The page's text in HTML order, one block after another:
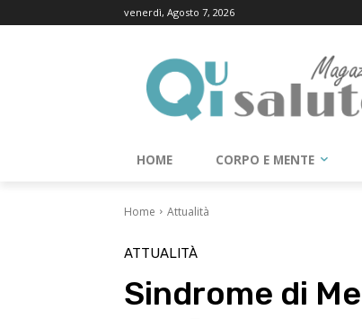
venerdì, Agosto 7, 2026
HOME CORPO E MENTE
Home Attualità
ATTUALITÀ
Sindrome di